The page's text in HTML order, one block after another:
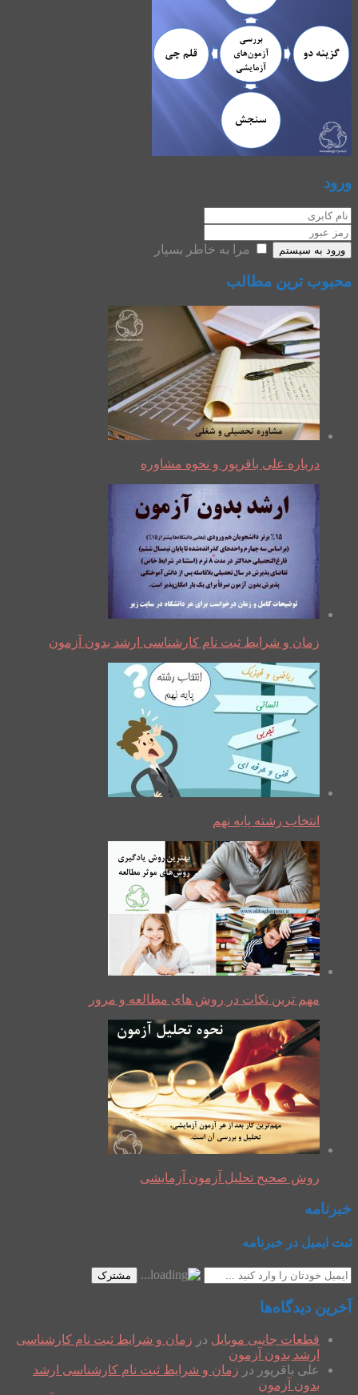
ورود
ورود به سیستم مرا به خاطر بسپار
محبوب ترین مطالب
درباره علی باقرپور و نحوه مشاوره
زمان و شرایط ثبت نام کارشناسی ارشد بدون آزمون
انتخاب رشته پایه نهم
مهم ترین نکات در روش های مطالعه و مرور
روش صحیح تحلیل آزمون آزمایشی
خبرنامه
ثبت ایمیل در خبرنامه
مشترک
آخرین دیدگاه‌ها
قطعات جانبی موبایل در زمان و شرایط ثبت نام کارشناسی
ارشد بدون آزمون
علی باقرپور در زمان و شرایط ثبت نام کارشناسی ارشد
بدون آزمون